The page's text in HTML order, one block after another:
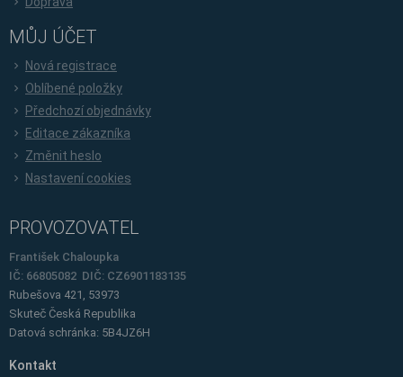
MŮJ ÚČET
Nová registrace
Oblíbené položky
Předchozí objednávky
Editace zákazníka
Změnit heslo
Nastavení cookies
PROVOZOVATEL
František Chaloupka
IČ: 66805082 DIČ: CZ6901183135
Rubešova 421, 53973
Skuteč Česká Republika
Datová schránka: 5B4JZ6H
Kontakt